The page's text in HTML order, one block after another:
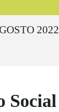
2022
Social